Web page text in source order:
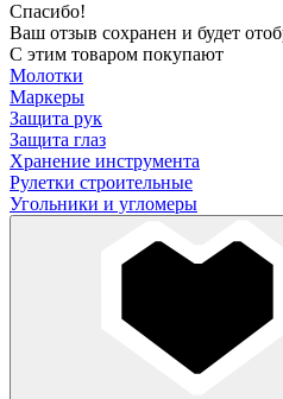
Спасибо!
Ваш отзыв сохранен и будет
С этим товаром покупают
Молотки
Маркеры
Защита рук
Защита глаз
Хранение инструмента
Рулетки строительные
Угольники и угломеры